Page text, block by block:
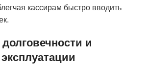
кассирам быстро вводить
и